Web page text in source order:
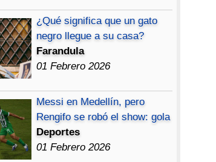
¿Qué significa que un gato
negro llegue a su casa?
Farandula
01 Febrero 2026
Messi en Medellín, pero
Rengifo se robó el show: gola
Deportes
01 Febrero 2026